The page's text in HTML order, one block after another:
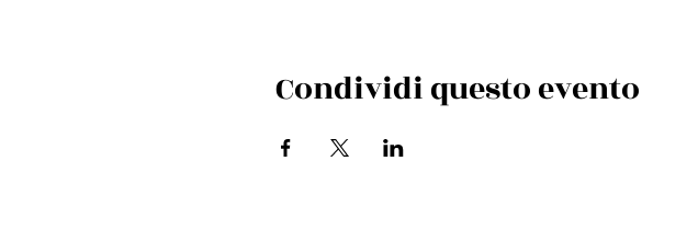
Condividi questo evento